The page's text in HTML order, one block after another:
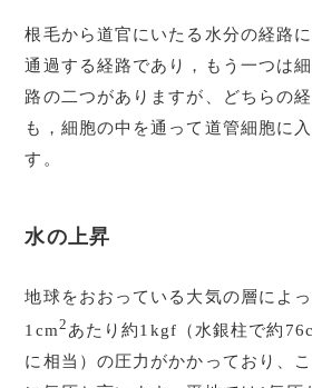
根毛から道官にいたる水分の経路
通過する経路であり，もう一つは
路の二つがありますが、どちらの
も，細胞の中を通って道管細胞に
す。
水の上昇
地球をおおっている大気の層によ
1cm2 あたり約1kgf（水銀柱で約
に相当）の圧力がかかっており、